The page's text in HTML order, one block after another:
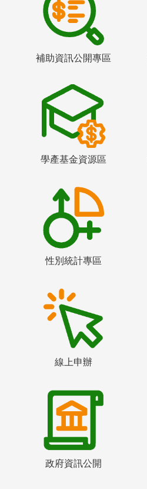
補助資訊公開專區
學產基金資源區
性別統計專區
線上申辦
政府資訊公開